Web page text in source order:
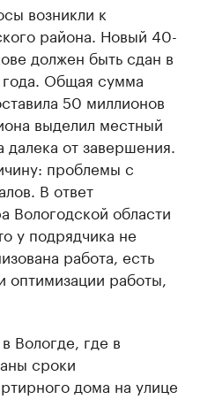
возникли к
района. Новый 40-
должен быть сдан в
Общая сумма
50 миллионов
выделил местный
от завершения.
проблемы с
В ответ
Вологодской области
у подрядчика не
работа, есть
оптимизации работы,
Вологде, где в
сроки
дома на улице